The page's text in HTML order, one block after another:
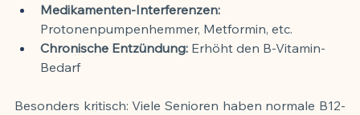
Medikamenten-Interferenzen:
Protonenpumpenhemmer, Metformin, etc.
Chronische Entzündung: Erhöht den B-Vitamin-
Bedarf
Besonders kritisch: Viele Senioren haben normale B12-